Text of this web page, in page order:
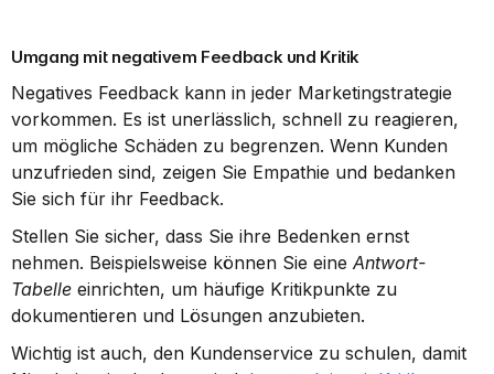
Umgang mit negativem Feedback und Kritik
Negatives Feedback kann in jeder Marketingstrategie
vorkommen. Es ist unerlässlich, schnell zu reagieren,
um mögliche Schäden zu begrenzen. Wenn Kunden
unzufrieden sind, zeigen Sie Empathie und bedanken
Sie sich für ihr Feedback.
Stellen Sie sicher, dass Sie ihre Bedenken ernst
nehmen. Beispielsweise können Sie eine Antwort-
Tabelle einrichten, um häufige Kritikpunkte zu
dokumentieren und Lösungen anzubieten.
Wichtig ist auch, den Kundenservice zu schulen, damit